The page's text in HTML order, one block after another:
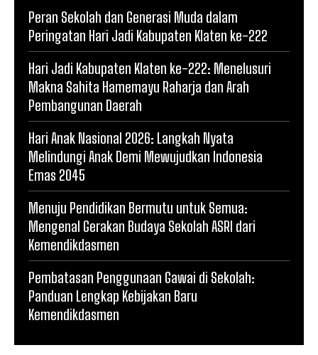
Peran Sekolah dan Generasi Muda dalam
Peringatan Hari Jadi Kabupaten Klaten ke-222
Hari Jadi Kabupaten Klaten ke-222: Menelusuri
Makna Sahita Hamemayu Raharja dan Arah
Pembangunan Daerah
Hari Anak Nasional 2026: Langkah Nyata
Melindungi Anak Demi Mewujudkan Indonesia
Emas 2045
Menuju Pendidikan Bermutu untuk Semua:
Mengenal Gerakan Budaya Sekolah ASRI dari
Kemendikdasmen
Pembatasan Penggunaan Gawai di Sekolah:
Panduan Lengkap Kebijakan Baru
Kemendikdasmen